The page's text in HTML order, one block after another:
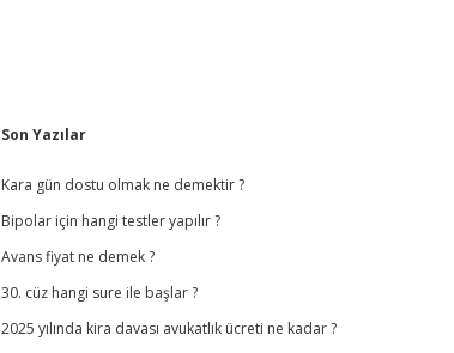
Sidebar
Son Yazılar
Kara gün dostu olmak ne demektir ?
Bipolar için hangi testler yapılır ?
Avans fiyat ne demek ?
30. cüz hangi sure ile başlar ?
2025 yılında kira davası avukatlık ücreti ne kadar ?